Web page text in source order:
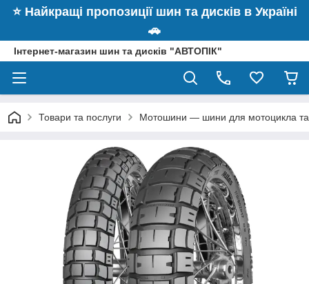
⭐️ Найкращі пропозиції шин та дисків в Україні
🚗
Інтернет-магазин шин та дисків "АВТОПІК"
Товари та послуги Мотошини — шини для мотоцикла та